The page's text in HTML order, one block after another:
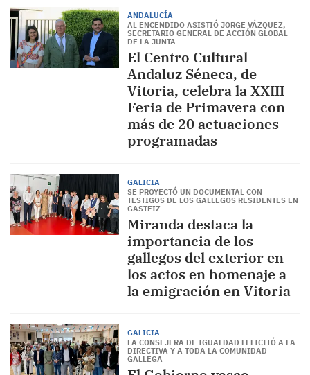
ANDALUCÍA
AL ENCENDIDO ASISTIÓ JORGE VÁZQUEZ,
SECRETARIO GENERAL DE ACCIÓN GLOBAL
DE LA JUNTA
El Centro Cultural
Andaluz Séneca, de
Vitoria, celebra la XXIII
Feria de Primavera con
más de 20 actuaciones
programadas
GALICIA
SE PROYECTÓ UN DOCUMENTAL CON
TESTIGOS DE LOS GALLEGOS RESIDENTES EN
GASTEIZ
Miranda destaca la
importancia de los
gallegos del exterior en
los actos en homenaje a
la emigración en Vitoria
GALICIA
LA CONSEJERA DE IGUALDAD FELICITÓ A LA
DIRECTIVA Y A TODA LA COMUNIDAD
GALLEGA